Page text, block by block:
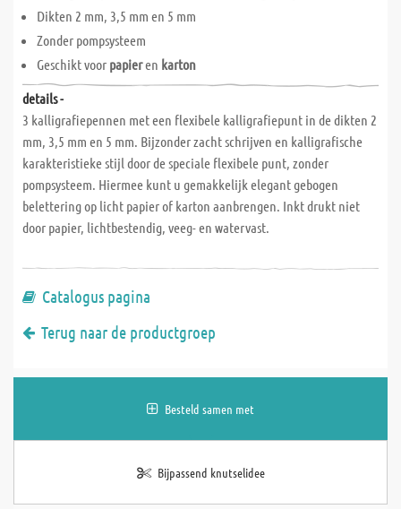
Dikten 2 mm, 3,5 mm en 5 mm
Zonder pompsysteem
Geschikt voor papieren karton
details -
3 kalligrafiepennen met een flexibele kalligrafiepunt in de dikten 2
mm, 3,5 mm en 5 mm. Bijzonder zacht schrijven en kalligrafische
karakteristieke stijl door de speciale flexibele punt, zonder
pompsysteem. Hiermee kunt u gemakkelijk elegant gebogen
belettering op licht papier of karton aanbrengen. Inkt drukt niet
door papier, lichtbestendig, veeg- en watervast.
Catalogus pagina
Terug naar de productgroep
Besteld samen met
Bijpassend knutselidee